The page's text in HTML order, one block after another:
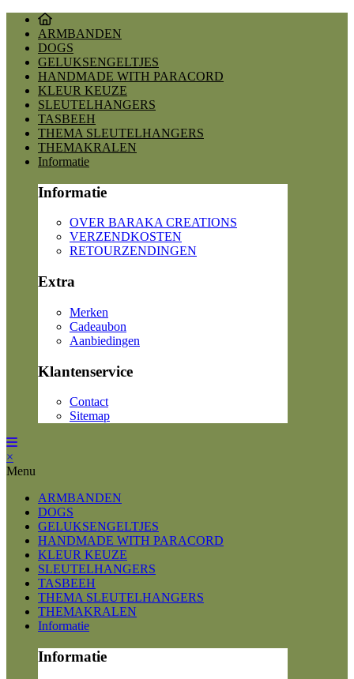
ARMBANDEN
DOGS
GELUKSENGELTJES
HANDMADE WITH PARACORD
KLEUR KEUZE
SLEUTELHANGERS
TASBEEH
THEMA SLEUTELHANGERS
THEMAKRALEN
Informatie
Informatie
OVER BARAKA CREATIONS
VERZENDKOSTEN
RETOURZENDINGEN
Extra
Merken
Cadeaubon
Aanbiedingen
Klantenservice
Contact
Sitemap
×
Menu
ARMBANDEN
DOGS
GELUKSENGELTJES
HANDMADE WITH PARACORD
KLEUR KEUZE
SLEUTELHANGERS
TASBEEH
THEMA SLEUTELHANGERS
THEMAKRALEN
Informatie
Informatie